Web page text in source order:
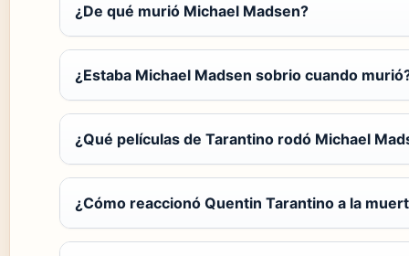
¿De qué murió Michael Madsen?
¿Estaba Michael Madsen sobrio cuando
¿Qué películas de Tarantino rodó Michael
¿Cómo reaccionó Quentin Tarantino a la